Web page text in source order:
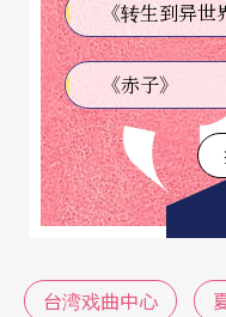
代代传承的生命力
洛津》为南管与实
国家文艺奖得主施
用剧场召唤出不为
巷间，残砖败瓦曾
《赤子》
台湾戏曲中心